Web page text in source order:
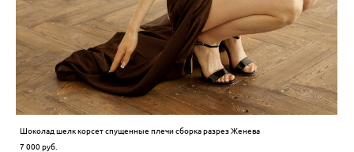
Шоколад шелк корсет спущенные плечи сборка разрез Женева
7 000 pуб.